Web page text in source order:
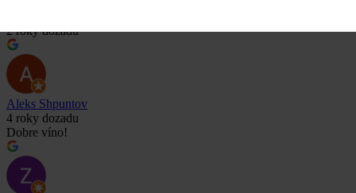
2 roky dozadu
Aleks Shpuntov
4 roky dozadu
Dobre víno!